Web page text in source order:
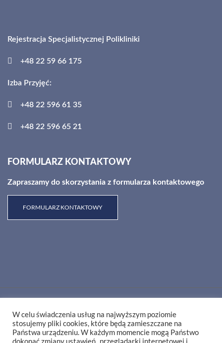
Rejestracja Specjalistycznej Polikliniki
+48 22 59 66 175
Izba Przyjęć:
+48 22 596 61 35
+48 22 596 65 21
FORMULARZ KONTAKTOWY
Zapraszamy do skorzystania z formularza kontaktowego
FORMULARZ KONTAKTOWY
FacebookYoutube BIP E-Pacjent
W celu świadczenia usług na najwyższym poziomie
stosujemy pliki cookies, które będą zamieszczane na
Państwa urządzeniu. W każdym momencie mogą Państwo
dokonaćzmiany ustawień przeglądarki internetowej i